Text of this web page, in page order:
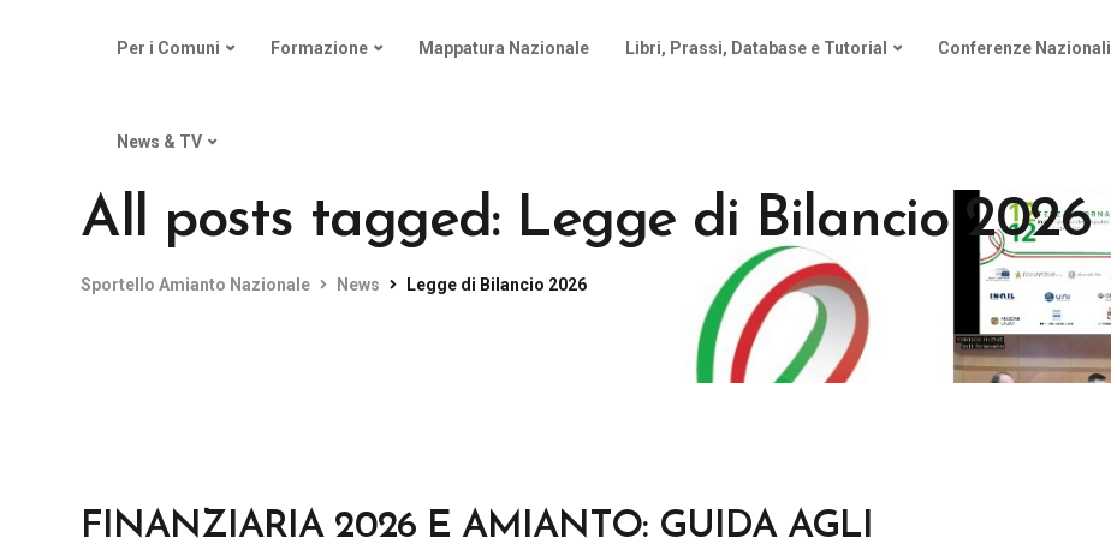
Per i Comuni Formazione Mappatura Nazionale Libri, Prassi, Database e Tutorial Conferenze Nazionali
News & TV
All posts tagged: Legge di Bilancio 2026
Sportello Amianto Nazionale News Legge di Bilancio 2026
FINANZIARIA 2026 E AMIANTO: GUIDA AGLI